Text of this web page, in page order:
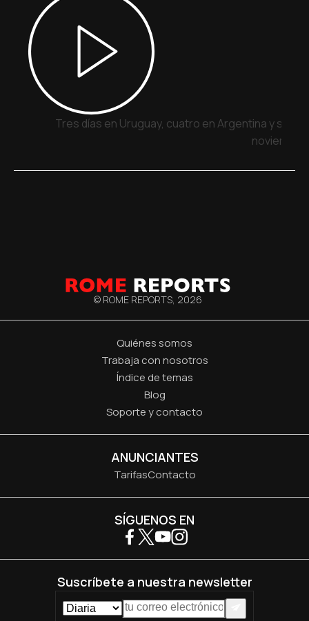
Tres días en Uruguay, cuatro en Argentina y
noviembre
© ROME REPORTS, 2026
Quiénes somos
Trabaja con nosotros
Índice de temas
Blog
Soporte y contacto
ANUNCIANTES
TarifasContacto
SÍGUENOS EN
Suscríbete a nuestra newsletter